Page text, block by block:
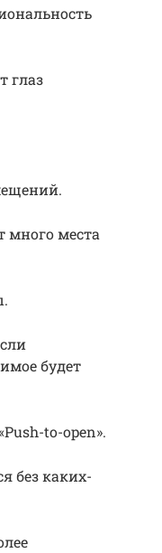
глаз
много места
будет
to-open».
без каких-